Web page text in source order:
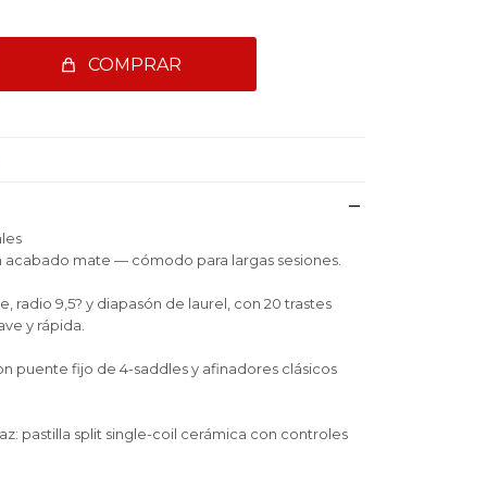
COMPRAR
mate — cómodo para largas sesiones.
radio 9,5? y diapasón de laurel, con 20 trastes
y rápida.
puente fijo de 4-saddles y afinadores clásicos
pastilla split single-coil cerámica con controles